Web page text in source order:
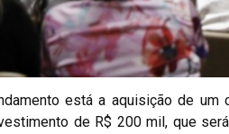
está a aquisição de
de R$ 200 mil, que